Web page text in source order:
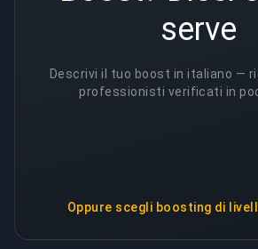
serve
Descrivi il tuo boost in italiano —
professionisti verificati in
Oppure scegli boosting di